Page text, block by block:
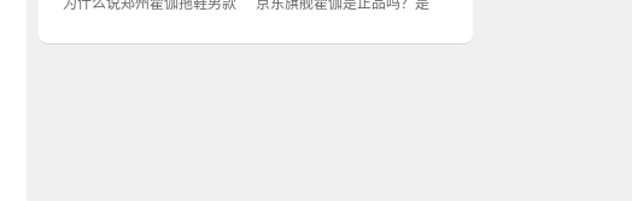
为什么说郑州霍伽拖鞋男款
京东旗舰霍伽是正品吗？是